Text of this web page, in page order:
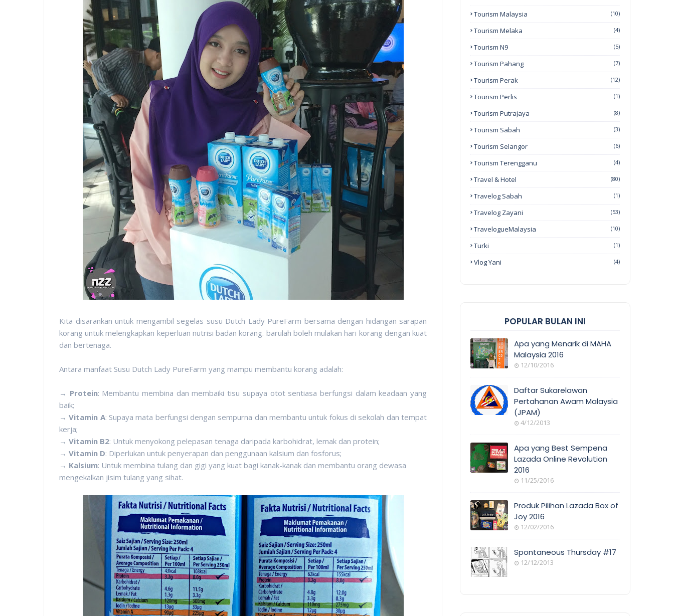
Kita disarankan untuk mengambil segelas susu Dutch Lady PureFarm bersama dengan hidangan sarapan
korang untuk melengkapkan keperluan nutrisi badan korang. barulah boleh mulakan hari korang dengan kuat
dan bertenaga.
Antara manfaat Susu Dutch Lady PureFarm yang mampu membantu korang adalah:
→ Protein: Membantu membina dan membaiki tisu supaya otot sentiasa berfungsi dalam keadaan yang
baik;
→Vitamin A: Supaya mata berfungsi dengan sempurna dan membantu untuk fokus di sekolah dan tempat
kerja;
→ Vitamin B2: Untuk menyokong pelepasan tenaga daripada karbohidrat, lemak dan protein;
→ Vitamin D: Diperlukan untuk penyerapan dan penggunaan kalsium dan fosforus;
→ Kalsium: Untuk membina tulang dan gigi yang kuat bagi kanak-kanak dan membantu orang dewasa
mengekalkan jisim tulang yang sihat.
Tourism Malaysia (10)
Tourism Melaka (4)
Tourism N9 (5)
Tourism Pahang (7)
Tourism Perak (12)
Tourism Perlis (1)
Tourism Putrajaya (8)
Tourism Sabah (3)
Tourism Selangor (6)
Tourism Terengganu (4)
Travel & Hotel (80)
Travelog Sabah (1)
Travelog Zayani (53)
TravelogueMalaysia (10)
Turki (1)
Vlog Yani (4)
POPULAR BULAN INI
COVERAGE
Apa yang Menarik di MAHA
Malaysia 2016
12/10/2016
Daftar Sukarelawan
Pertahanan Awam Malaysia
(JPAM)
4/12/2013
Apa yang Best Sempena
Lazada Online Revolution
2016
11/25/2016
THINGS
Produk Pilihan Lazada Box of
Joy 2016
12/02/2016
Spontaneous Thursday #17
12/12/2013